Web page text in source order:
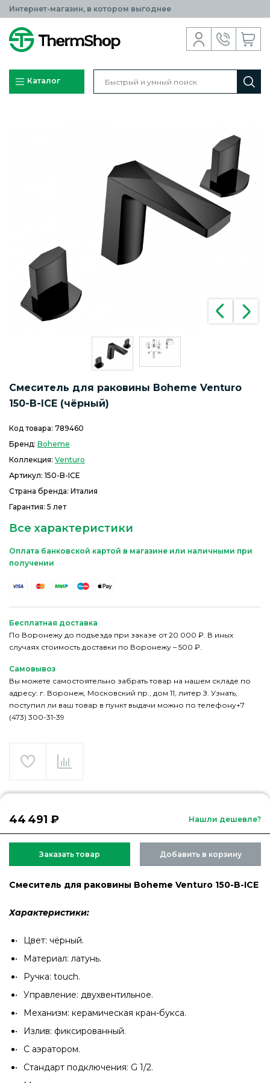
Интернет-магазин, в котором выгоднее
Каталог
Смеситель для раковины Boheme Venturo
150-B-ICE (чёрный)
Код товара: 789460
Бренд: Boheme
Коллекция: Venturo
Артикул: 150-B-ICE
Страна бренда: Италия
Гарантия: 5 лет
Все характеристики
Оплата банковской картой в магазине или наличными при
получении
Бесплатная доставка
По Воронежу до подъезда при заказе от 20 000 ₽. В иных
случаях стоимость доставки по Воронежу – 500 ₽.
Самовывоз
Вы можете самостоятельно забрать товар на нашем складе по
адресу: г. Воронеж, Московский пр., дом 11, литер З. Узнать,
поступил ли ваш товар в пункт выдачи можно по телефону+7
(473) 300-31-39
44 491 ₽ Нашли дешевле?
Заказать товар Добавить в корзину
Смеситель для раковины Boheme Venturo 150-B-ICE
Характеристики:
Цвет: чёрный.
Материал: латунь.
Ручка: touch.
Управление: двухвентильное.
Механизм: керамическая кран-букса.
Излив: фиксированный.
С аэратором.
Стандарт подключения: G 1/2.